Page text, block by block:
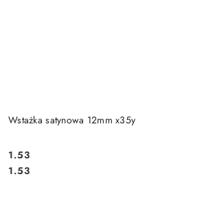
Wstażka satynowa 12mm x35y
Cena:
1.53
Cena:
1.53